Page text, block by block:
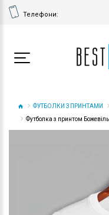
Телефони:
ФУТБОЛКИ З ПРИНТАМИ
Футболка з принтом